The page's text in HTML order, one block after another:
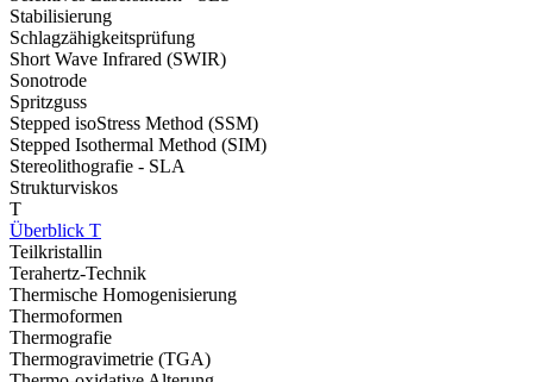
Stabilisierung
Schlagzähigkeitsprüfung
Short Wave Infrared (SWIR)
Sonotrode
Spritzguss
Stepped isoStress Method (SSM)
Stepped Isothermal Method (SIM)
Stereolithografie - SLA
Strukturviskos
T
Überblick T
Teilkristallin
Terahertz-Technik
Thermische Homogenisierung
Thermoformen
Thermografie
Thermogravimetrie (TGA)